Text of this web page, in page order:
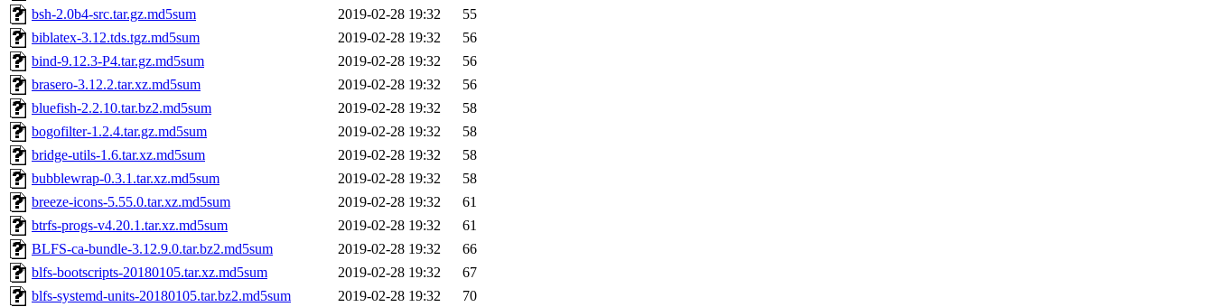
bsh-2.0b4-src.tar.gz.md5sum
2019-02-28 19:32
55
biblatex-3.12.tds.tgz.md5sum
2019-02-28 19:32
56
bind-9.12.3-P4.tar.gz.md5sum
2019-02-28 19:32
56
brasero-3.12.2.tar.xz.md5sum
2019-02-28 19:32
56
bluefish-2.2.10.tar.bz2.md5sum
2019-02-28 19:32
58
bogofilter-1.2.4.tar.gz.md5sum
2019-02-28 19:32
58
bridge-utils-1.6.tar.xz.md5sum
2019-02-28 19:32
58
bubblewrap-0.3.1.tar.xz.md5sum
2019-02-28 19:32
58
breeze-icons-5.55.0.tar.xz.md5sum
2019-02-28 19:32
61
btrfs-progs-v4.20.1.tar.xz.md5sum
2019-02-28 19:32
61
BLFS-ca-bundle-3.12.9.0.tar.bz2.md5sum
2019-02-28 19:32
66
blfs-bootscripts-20180105.tar.xz.md5sum
2019-02-28 19:32
67
blfs-systemd-units-20180105.tar.bz2.md5sum
2019-02-28 19:32
70